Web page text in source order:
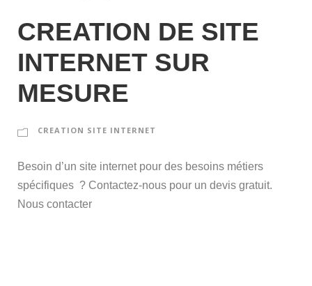
CREATION DE SITE
INTERNET SUR
MESURE
CREATION SITE INTERNET
Besoin d’un site internet pour des besoins métiers
spécifiques ? Contactez-nous pour un devis gratuit.
Nous contacter